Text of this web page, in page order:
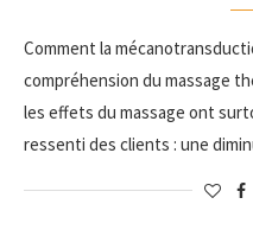
Comment la
compréhension du massage
les effets du massage ont
ressenti des clients : une